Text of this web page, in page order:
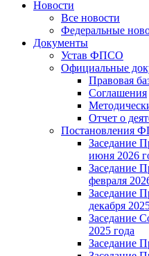
Новости
Все новости
Федеральные
Документы
Устав ФПСО
Официальные
Правовая
Соглашения
Отчет о
Постановления
Заседание
июня 2026
Заседание
февраля
Заседание
декабря
Заседание
2025 года
Заседание